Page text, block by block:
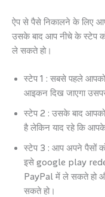
ऐप से पैसे निकालने के लिए
उसके बाद आप नीचे के स्टेप
ले सकते हो।
स्टेप 1 : सबसे पहले
आइकन दिख जाएगा
स्टेप 2 : उसके बाद
है लेकिन याद रहे कि आपके
स्टेप 3 : आप अपने पैसों
इसे google play
PayPal में ले सकते हो
सकते हो।